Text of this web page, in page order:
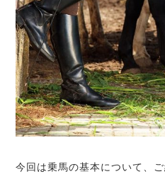
今回は乗馬の基本について、ご